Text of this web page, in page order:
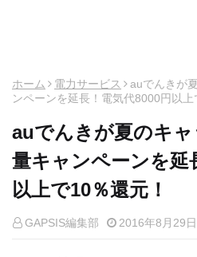
ホーム 電力サービス
auでんきが
ンペーンを延長！電気代8000円以上
auでんきが夏のキ
量キャンペーンを延
以上で10％還元！
GAPSIS編集部 2016年8月29日